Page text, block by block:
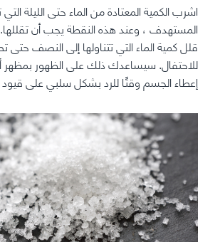
اشرب الكمية المعتادة من الماء حتى الليلة
المستهدف ، وعند هذه النقطة يجب أن
قلل كمية الماء التي تتناولها إلى النصف حتى
للاحتفال. سيساعدك ذلك على الظهور بمظهر
إعطاء الجسم وقتًا للرد بشكل سلبي على قيود